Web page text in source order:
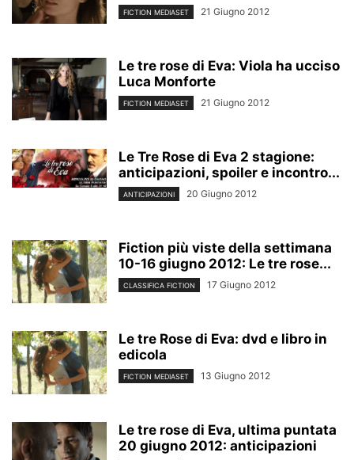
FICTION MEDIASET 21 Giugno 2012
Le tre rose di Eva: Viola ha ucciso
Luca Monforte
FICTION MEDIASET 21 Giugno 2012
Le Tre Rose di Eva 2 stagione:
anticipazioni, spoiler e incontro...
ANTICIPAZIONI 20 Giugno 2012
Fiction più viste della settimana
10-16 giugno 2012: Le tre rose...
CLASSIFICA FICTION 17 Giugno 2012
Le tre Rose di Eva: dvd e libro in
edicola
FICTION MEDIASET 13 Giugno 2012
Le tre rose di Eva, ultima puntata
20 giugno 2012: anticipazioni